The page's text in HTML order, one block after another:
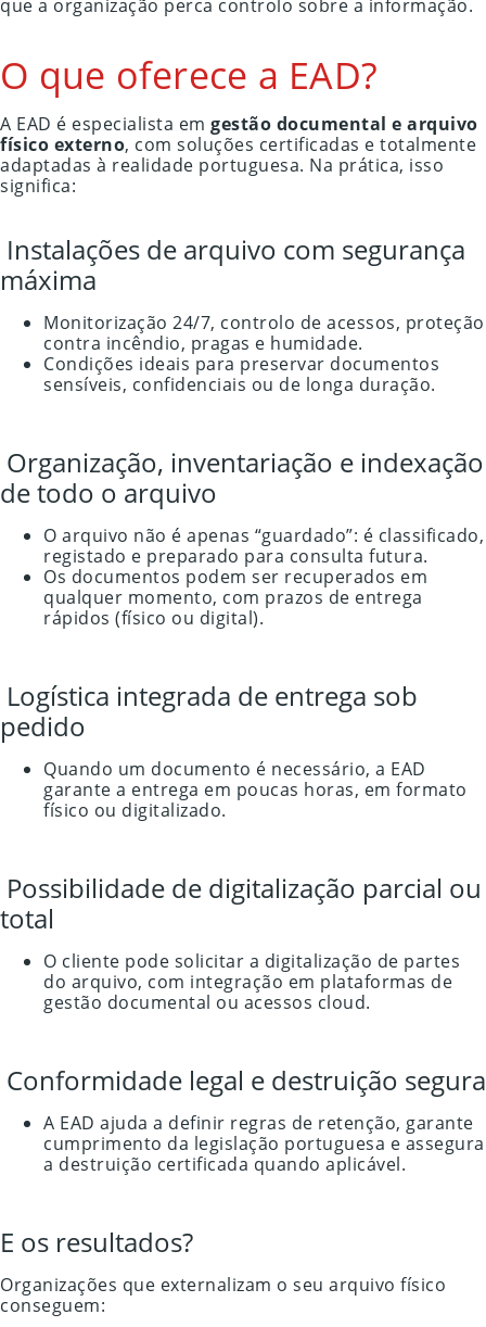
que a organização perca controlo sobre a informação.
O que oferece a EAD?
A EAD é especialista em gestão documental e arquivo
físico externo, com soluções certificadas e totalmente
adaptadas à realidade portuguesa. Na prática, isso
significa:
Instalações de arquivo com segurança
máxima
Monitorização 24/7, controlo de acessos, proteção
contra incêndio, pragas e humidade.
Condições ideais para preservar documentos
sensíveis, confidenciais ou de longa duração.
Organização, inventariação e indexação
de todo o arquivo
O arquivo não é apenas “guardado”: é classificado,
registado e preparado para consulta futura.
Os documentos podem ser recuperados em
qualquer momento, com prazos de entrega
rápidos (físico ou digital).
Logística integrada de entrega sob
pedido
Quando um documento é necessário, a EAD
garante a entrega em poucas horas, em formato
físico ou digitalizado.
Possibilidade de digitalização parcial ou
total
O cliente pode solicitar a digitalização de partes
do arquivo, com integração em plataformas de
gestão documental ou acessos cloud.
Conformidade legal e destruição segura
A EAD ajuda a definir regras de retenção, garante
cumprimento da legislação portuguesa e assegura
a destruição certificada quando aplicável.
E os resultados?
Organizações que externalizam o seu arquivo físico
conseguem: